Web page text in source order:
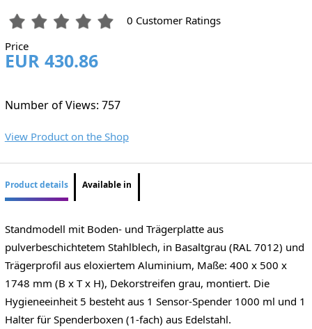
0 Customer Ratings
Price
EUR 430.86
Number of Views: 757
View Product on the Shop
Product details Available in
Standmodell mit Boden- und Trägerplatte aus
pulverbeschichtetem Stahlblech, in Basaltgrau (RAL 7012) und
Trägerprofil aus eloxiertem Aluminium, Maße: 400 x 500 x
1748 mm (B x T x H), Dekorstreifen grau, montiert. Die
Hygieneeinheit 5 besteht aus 1 Sensor-Spender 1000 ml und 1
Halter für Spenderboxen (1-fach) aus Edelstahl.